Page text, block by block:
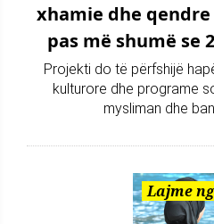
xhamie dhe
pas më shumë se
Projekti do të përfshijë
kulturore dhe programe
mysliman dhe
Lajme